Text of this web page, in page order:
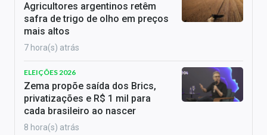
Agricultores argentinos retêm
safra de trigo de olho em preços
mais altos
7 hora(s) atrás
ELEIÇÕES 2026
Zema propõe saída dos Brics,
privatizações e R$ 1 mil para
cada brasileiro ao nascer
8 hora(s) atrás